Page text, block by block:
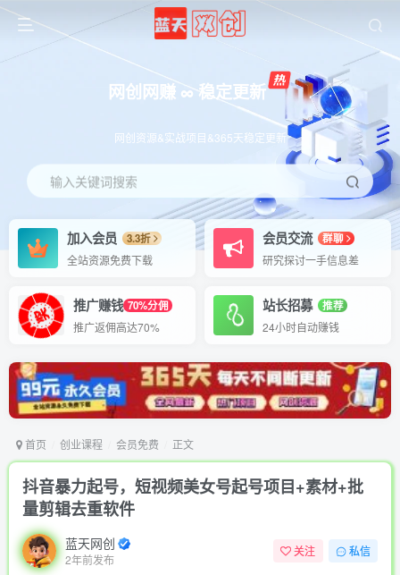
网创网赚 ∞ 稳定更新
网创资源&实战项目&365天稳定更新
输入关键词搜索
加入会员
3.3折
全站资源免费下载
会员交流
群聊
研究探讨一手信息差
推广赚钱 70%分佣
推广返佣高达70%
站长招募
推荐
24小时自动赚钱
首页 创业课程 会员免费 正文
抖音暴力起号，短视频美女号起号项目+素材+批
量剪辑去重软件
蓝天网创
2年前发布
关注 私信